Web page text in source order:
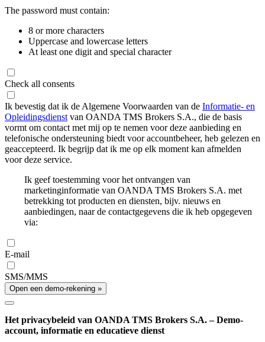
The password must contain:
8 or more characters
Uppercase and lowercase letters
At least one digit and special character
Check all consents
Ik bevestig dat ik de Algemene Voorwaarden van de Informatie- en
Opleidingsdienst van OANDA TMS Brokers S.A., die de basis
vormt om contact met mij op te nemen voor deze aanbieding en
telefonische ondersteuning biedt voor accountbeheer, heb gelezen en
geaccepteerd. Ik begrijp dat ik me op elk moment kan afmelden
voor deze service.
Ik geef toestemming voor het ontvangen van
marketinginformatie van OANDA TMS Brokers S.A. met
betrekking tot producten en diensten, bijv. nieuws en
aanbiedingen, naar de contactgegevens die ik heb opgegeven
via:
E-mail
SMS/MMS
Open een demo-rekening »
Het privacybeleid van OANDA TMS Brokers S.A. – Demo-
account, informatie en educatieve dienst